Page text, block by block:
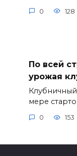
0 128
По всей
урожая
мере
0 153